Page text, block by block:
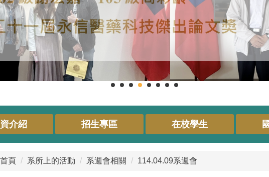
介紹 招生專區 在校學生
首頁 系所上的活動 系週會相關 114.04.09系週會